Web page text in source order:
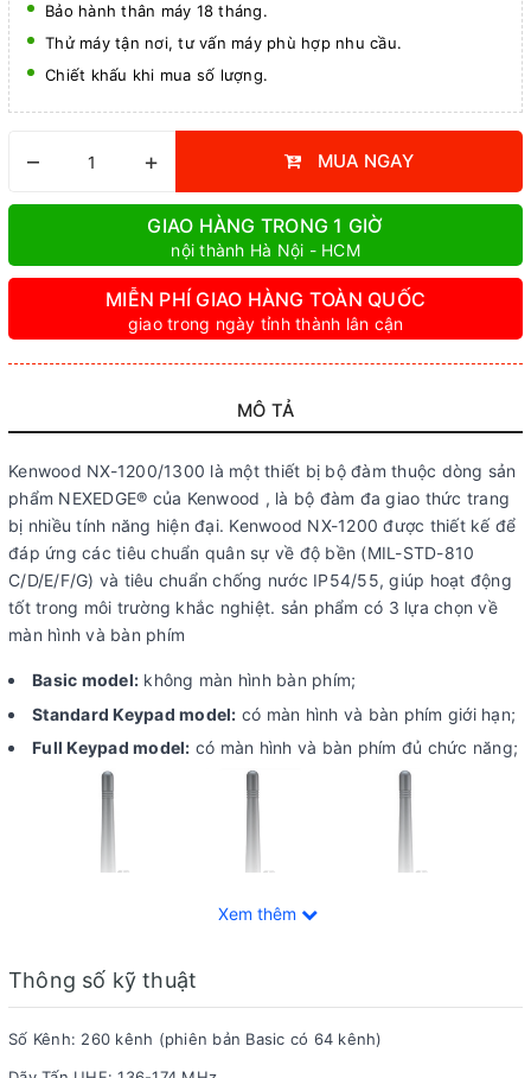
Bảo hành thân máy 18 tháng.
Thử máy tận nơi, tư vấn máy phù hợp nhu cầu.
Chiết khấu khi mua số lượng.
– + MUA NGAY
GIAO HÀNG TRONG 1 GIỜ
nội thành Hà Nội - HCM
MIỄN PHÍ GIAO HÀNG TOÀN QUỐC
giao trong ngày tỉnh thành lân cận
MÔ TẢ
Kenwood NX-1200/1300 là một thiết bị bộ đàm thuộc dòng sản
phẩm NEXEDGE® của Kenwood , là bộ đàm đa giao thức trang
bị nhiều tính năng hiện đại. Kenwood NX-1200 được thiết kế để
đáp ứng các tiêu chuẩn quân sự về độ bền (MIL-STD-810
C/D/E/F/G) và tiêu chuẩn chống nước IP54/55, giúp hoạt động
tốt trong môi trường khắc nghiệt. sản phẩm có 3 lựa chọn về
màn hình và bàn phím
Basic model: không màn hình bàn phím;
Standard Keypad model: có màn hình và bàn phím giới hạn;
Full Keypad model: có màn hình và bàn phím đủ chức năng;
Xem thêm
Thông số kỹ thuật
Số Kênh: 260 kênh (phiên bản Basic có 64 kênh)